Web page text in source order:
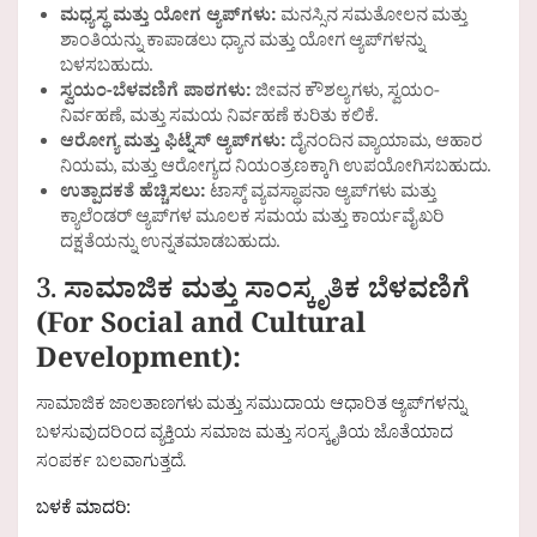
ಮಧ್ಯಸ್ಥ ಮತ್ತು ಯೋಗ ಆ್ಯಪ್‌ಗಳು:ಮನಸ್ಸಿನ ಸಮತೋಲನ ಮತ್ತು
ಶಾಂತಿಯನ್ನು ಕಾಪಾಡಲು ಧ್ಯಾನ ಮತ್ತು ಯೋಗ ಆ್ಯಪ್‌ಗಳನ್ನು
ಬಳಸಬಹುದು.
ಸ್ವಯಂ-ಬೆಳವಣಿಗೆ ಪಾಠಗಳು:ಜೀವನ ಕೌಶಲ್ಯಗಳು, ಸ್ವಯಂ-
ನಿರ್ವಹಣೆ, ಮತ್ತು ಸಮಯ ನಿರ್ವಹಣೆ ಕುರಿತು ಕಲಿಕೆ.
ಆರೋಗ್ಯ ಮತ್ತು ಫಿಟ್ನೆಸ್ ಆ್ಯಪ್‌ಗಳು: ದೈನಂದಿನ ವ್ಯಾಯಾಮ, ಆಹಾರ
ನಿಯಮ, ಮತ್ತು ಆರೋಗ್ಯದ ನಿಯಂತ್ರಣಕ್ಕಾಗಿ ಉಪಯೋಗಿಸಬಹುದು.
ಉತ್ಪಾದಕತೆ ಹೆಚ್ಚಿಸಲು:ಟಾಸ್ಕ್ ವ್ಯವಸ್ಥಾಪನಾ ಆ್ಯಪ್‌ಗಳು ಮತ್ತು
ಕ್ಯಾಲೆಂಡರ್ ಆ್ಯಪ್‌ಗಳ ಮೂಲಕ ಸಮಯ ಮತ್ತು ಕಾರ್ಯವೈಖರಿ
ದಕ್ಷತೆಯನ್ನು ಉನ್ನತಮಾಡಬಹುದು.
3.ಸಾಮಾಜಿಕ ಮತ್ತು ಸಾಂಸ್ಕೃತಿಕ ಬೆಳವಣಿಗೆ
(For Social and Cultural
Development):
ಸಾಮಾಜಿಕ ಜಾಲತಾಣಗಳು ಮತ್ತು ಸಮುದಾಯ ಆಧಾರಿತ ಆ್ಯಪ್‌ಗಳನ್ನು
ಬಳಸುವುದರಿಂದ ವ್ಯಕ್ತಿಯ ಸಮಾಜ ಮತ್ತು ಸಂಸ್ಕೃತಿಯ ಜೊತೆಯಾದ
ಸಂಪರ್ಕ ಬಲವಾಗುತ್ತದೆ.
ಬಳಕೆ ಮಾದರಿ: